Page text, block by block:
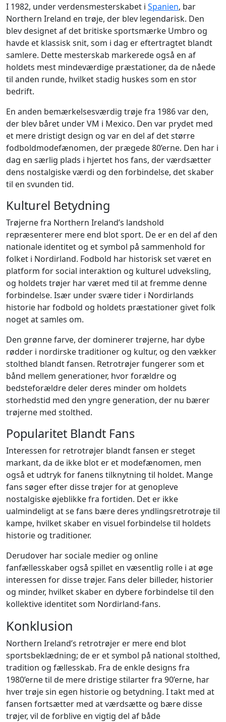
I 1982, under verdensmesterskabet i Spanien, bar
Northern Ireland en trøje, der blev legendarisk. Den
blev designet af det britiske sportsmærke Umbro og
havde et klassisk snit, som i dag er eftertragtet blandt
samlere. Dette mesterskab markerede også en af
holdets mest mindeværdige præstationer, da de nåede
til anden runde, hvilket stadig huskes som en stor
bedrift.
En anden bemærkelsesværdig trøje fra 1986 var den,
der blev båret under VM i Mexico. Den var prydet med
et mere dristigt design og var en del af det større
fodboldmodefænomen, der prægede 80’erne. Den har i
dag en særlig plads i hjertet hos fans, der værdsætter
dens nostalgiske værdi og den forbindelse, det skaber
til en svunden tid.
Kulturel Betydning
Trøjerne fra Northern Ireland’s landshold
repræsenterer mere end blot sport. De er en del af den
nationale identitet og et symbol på sammenhold for
folket i Nordirland. Fodbold har historisk set været en
platform for social interaktion og kulturel udveksling,
og holdets trøjer har været med til at fremme denne
forbindelse. Især under svære tider i Nordirlands
historie har fodbold og holdets præstationer givet folk
noget at samles om.
Den grønne farve, der dominerer trøjerne, har dybe
rødder i nordirske traditioner og kultur, og den vækker
stolthed blandt fansen. Retrotrøjer fungerer som et
bånd mellem generationer, hvor forældre og
bedsteforældre deler deres minder om holdets
storhedstid med den yngre generation, der nu bærer
trøjerne med stolthed.
Popularitet Blandt Fans
Interessen for retrotrøjer blandt fansen er steget
markant, da de ikke blot er et modefænomen, men
også et udtryk for fanens tilknytning til holdet. Mange
fans søger efter disse trøjer for at genopleve
nostalgiske øjeblikke fra fortiden. Det er ikke
ualmindeligt at se fans bære deres yndlingsretrotrøje til
kampe, hvilket skaber en visuel forbindelse til holdets
historie og traditioner.
Derudover har sociale medier og online
fanfællesskaber også spillet en væsentlig rolle i at øge
interessen for disse trøjer. Fans deler billeder, historier
og minder, hvilket skaber en dybere forbindelse til den
kollektive identitet som Nordirland-fans.
Konklusion
Northern Ireland’s retrotrøjer er mere end blot
sportsbeklædning; de er et symbol på national stolthed,
tradition og fællesskab. Fra de enkle designs fra
1980’erne til de mere dristige stilarter fra 90’erne, har
hver trøje sin egen historie og betydning. I takt med at
fansen fortsætter med at værdsætte og bære disse
trøjer, vil de forblive en vigtig del af både